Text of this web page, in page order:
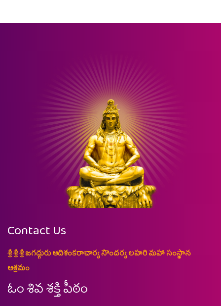
Contact Us
శ్రీ శ్రీ శ్రీ జగద్గురు ఆదిశంకరాచార్య సౌందర్య లహరి మహా సంస్థాన
ఆశ్రమం
ఓం శివ శక్తి పీఠం